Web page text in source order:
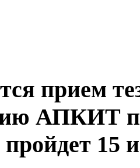
прием
АПКИТ
пройдет 15